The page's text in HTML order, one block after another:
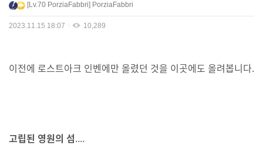
Lv.70 PorziaFabbri PorziaFabbri
2023.11.15 18:07 10,289
이전에 로스트아크 인벤에만 올렸던 것을 이곳에도 올려봅니다.
고립된 영원의 섬....